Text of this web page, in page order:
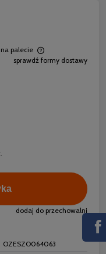
na palecie
płatności
sprawdź formy dostawy
dodaj do przechowalni
OZESZO064063